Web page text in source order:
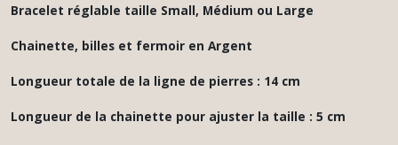
Bracelet réglable taille Small, Médium ou Large
Chainette, billes et fermoir en Argent
Longueur totale de la ligne de pierres : 14 cm
Longueur de la chainette pour ajuster la taille : 5 cm